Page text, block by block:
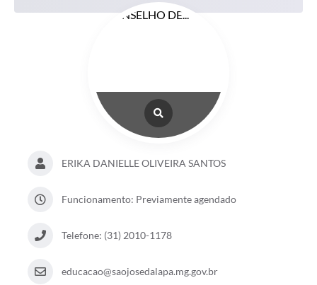
ERIKA DANIELLE OLIVEIRA SANTOS
Funcionamento: Previamente agendado
Telefone: (31) 2010-1178
educacao@saojosedalapa.mg.gov.br